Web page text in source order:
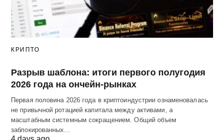
КРИПТО
Разрыв шаблона: итоги первого полугодия
2026 года на ончейн-рынках
Первая половина 2026 года в криптоиндустрии ознаменовалась
не привычной ротацией капитала между активами, а
масштабным системным сокращением. Общий объем
заблокированных…